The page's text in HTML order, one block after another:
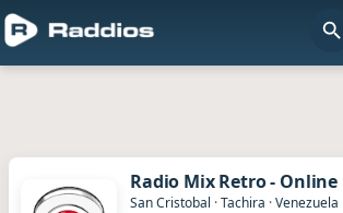
Radio Mix Retro - Online
San Cristobal ·Tachira ·Venezuela